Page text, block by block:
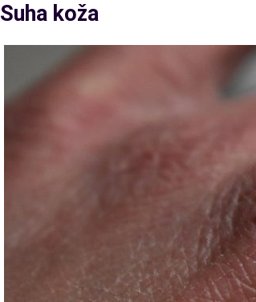
Suha koža